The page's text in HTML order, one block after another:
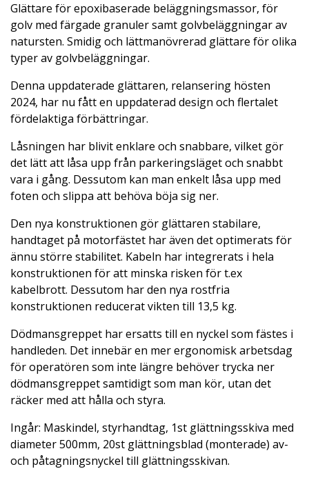
Glättare för epoxibaserade beläggningsmassor, för
golv med färgade granuler samt golvbeläggningar av
natursten. Smidig och lättmanövrerad glättare för olika
typer av golvbeläggningar.
Denna uppdaterade glättaren, relansering hösten
2024, har nu fått en uppdaterad design och flertalet
fördelaktiga förbättringar.
Låsningen har blivit enklare och snabbare, vilket gör
det lätt att låsa upp från parkeringsläget och snabbt
vara i gång. Dessutom kan man enkelt låsa upp med
foten och slippa att behöva böja sig ner.
Den nya konstruktionen gör glättaren stabilare,
handtaget på motorfästet har även det optimerats för
ännu större stabilitet. Kabeln har integrerats i hela
konstruktionen för att minska risken för t.ex
kabelbrott. Dessutom har den nya rostfria
konstruktionen reducerat vikten till 13,5 kg.
Dödmansgreppet har ersatts till en nyckel som fästes i
handleden. Det innebär en mer ergonomisk arbetsdag
för operatören som inte längre behöver trycka ner
dödmansgreppet samtidigt som man kör, utan det
räcker med att hålla och styra.
Ingår: Maskindel, styrhandtag, 1st glättningsskiva med
diameter 500mm, 20st glättningsblad (monterade) av-
och påtagningsnyckel till glättningsskivan.